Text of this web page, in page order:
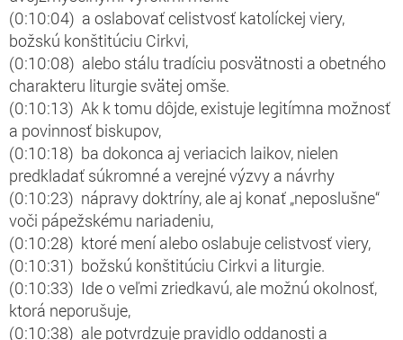
(0:10:04) a oslabovať celistvosť katolíckej viery,
božskú konštitúciu Cirkvi,
(0:10:08) alebo stálu tradíciu posvätnosti a obetného
charakteru liturgie svätej omše.
(0:10:13) Ak k tomu dôjde, existuje legitímna možnosť
a povinnosť biskupov,
(0:10:18) ba dokonca aj veriacich laikov, nielen
predkladať súkromné a verejné výzvy a návrhy
(0:10:23) nápravy doktríny, ale aj konať „neposlušne“
voči pápežskému nariadeniu,
(0:10:28) ktoré mení alebo oslabuje celistvosť viery,
(0:10:31) božskú konštitúciu Cirkvi a liturgie.
(0:10:33) Ide o veľmi zriedkavú, ale možnú okolnosť,
ktorá neporušuje,
(0:10:38) ale potvrdzuje pravidlo oddanosti a